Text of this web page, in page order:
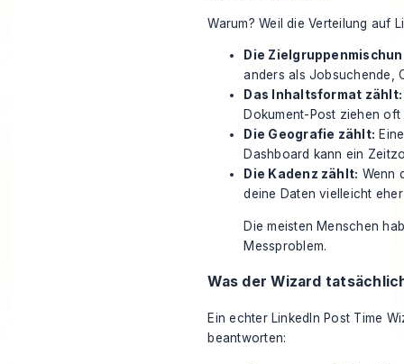
Warum? Weil die Verteilung auf
Die
anders als Jobsuchende,
Das Inhaltsformat zählt:
Dokument-Post ziehen
Die Geografie zählt:
Dashboard kann ein
Die Kadenz zählt: Wenn
deine Daten vielleicht
Die meisten Menschen
Messproblem.
Was der Wizard
Ein echter LinkedIn Post Time
beantworten: